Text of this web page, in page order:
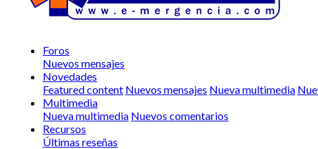
Foros
Nuevos mensajes
Novedades
Featured content Nuevos mensajes Nueva multimedia
Multimedia
Nueva multimedia Nuevos comentarios
Recursos
Últimas reseñas